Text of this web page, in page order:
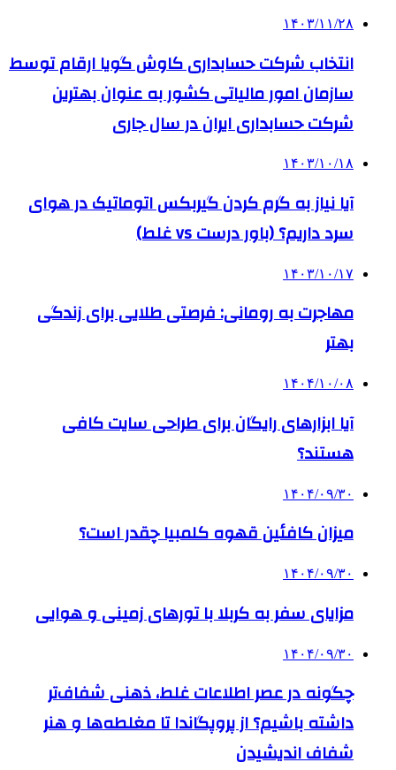
۱۴۰۳/۱۱/۲۸
انتخاب شرکت حسابداری کاوش گویا ارقام توسط
سازمان امور مالیاتی کشور به عنوان بهترین
شرکت حسابداری ایران در سال جاری
۱۴۰۳/۱۰/۱۸
آیا نیاز به گرم کردن گیربکس اتوماتیک در هوای
سرد داریم؟ (باور درست vs غلط)
۱۴۰۳/۱۰/۱۷
مهاجرت به رومانی: فرصتی طلایی برای زندگی
بهتر
۱۴۰۴/۱۰/۰۸
آیا ابزارهای رایگان برای طراحی سایت کافی
هستند؟
۱۴۰۴/۰۹/۳۰
میزان کافئین قهوه کلمبیا چقدر است؟
۱۴۰۴/۰۹/۳۰
مزایای سفر به کربلا با تورهای زمینی و هوایی
۱۴۰۴/۰۹/۳۰
چگونه در عصر اطلاعات غلط، ذهنی شفاف‌تر
داشته باشیم؟ از پروپگاندا تا مغلطه‌ها و هنر
شفاف اندیشیدن